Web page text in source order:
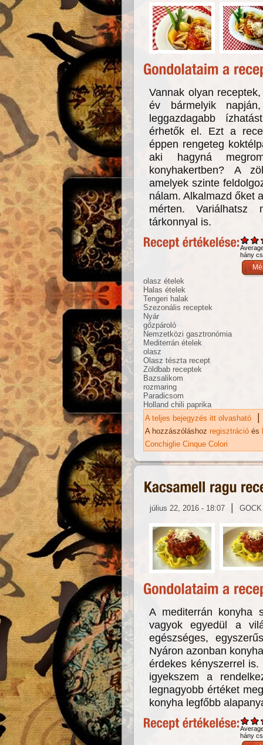
Vannak olyan
év bármelyik
leggazdagabb
érhetők el. Ezt a
éppen rengeteg
aki hagyná
konyhakertben? A
amelyek szinte
nálam. Alkalmazd őket
mérten. Variálhatsz
tárkonnyal is.
hány
olasz ételek
Halas ételek
Tengeri halak
Szezonális receptek
Nyár
gőzpároló
Nemzetközi gasztronómia
Mediterrán ételek
olasz
Olasz tészta recept
Zöldbab receptek
Bazsalikom
rozmaring
Paradicsom
Holland chili paprika
A teljes bejegyzés itt olvasható
|
A hozzászóláshoz regisztráció és
Conchiglie Cinque Colori
július 22, 2016 - 18:07 | GOCK
A mediterrán konyha
vagyok egyedül a
egészséges,
Nyáron azonban
érdekes kényszerrel
igyekszem a
legnagyobb értéket
konyha legfőbb
hány